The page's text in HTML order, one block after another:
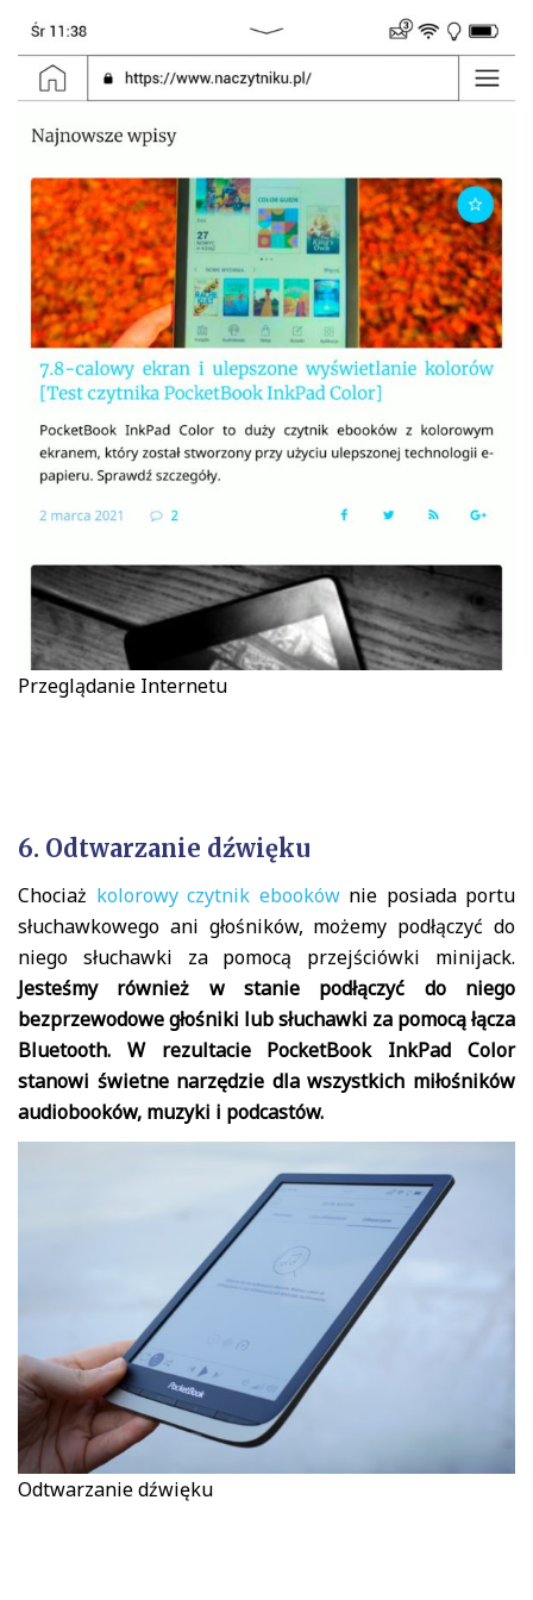
Przeglądanie Internetu
6. Odtwarzanie dźwięku
Chociaż kolorowy czytnik ebookównie posiada portu
słuchawkowego ani głośników, możemy podłączyć do
niego słuchawki za pomocą przejściówki minijack.
Jesteśmy również w stanie podłączyć do niego
bezprzewodowe głośniki lub słuchawki za pomocą łącza
Bluetooth. W rezultacie PocketBook InkPad Color
stanowi świetne narzędzie dla wszystkich miłośników
audiobooków, muzyki i podcastów.
Odtwarzanie dźwięku